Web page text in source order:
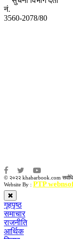
नं.
3560-2078/80
© २०२२ khabarbook.com
Website By : PTP
गृहपृष्ठ
समाचार
राजनीति
आर्थिक